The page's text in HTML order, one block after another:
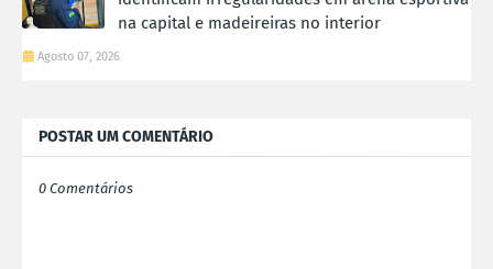
na capital e madeireiras no interior
Agosto 07, 2026
POSTAR UM COMENTÁRIO
0 Comentários